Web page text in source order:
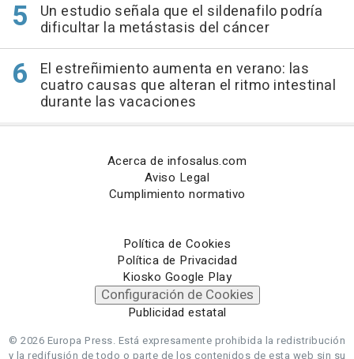
Un estudio señala que el sildenafilo podría
dificultar la metástasis del cáncer
El estreñimiento aumenta en verano: las
cuatro causas que alteran el ritmo intestinal
durante las vacaciones
Acerca de infosalus.com
Aviso Legal
Cumplimiento normativo
Política de Cookies
Política de Privacidad
Kiosko Google Play
Configuración de Cookies
Publicidad estatal
© 2026 Europa Press. Está expresamente prohibida la redistribución
y la redifusión de todo o parte de los contenidos de esta web sin su